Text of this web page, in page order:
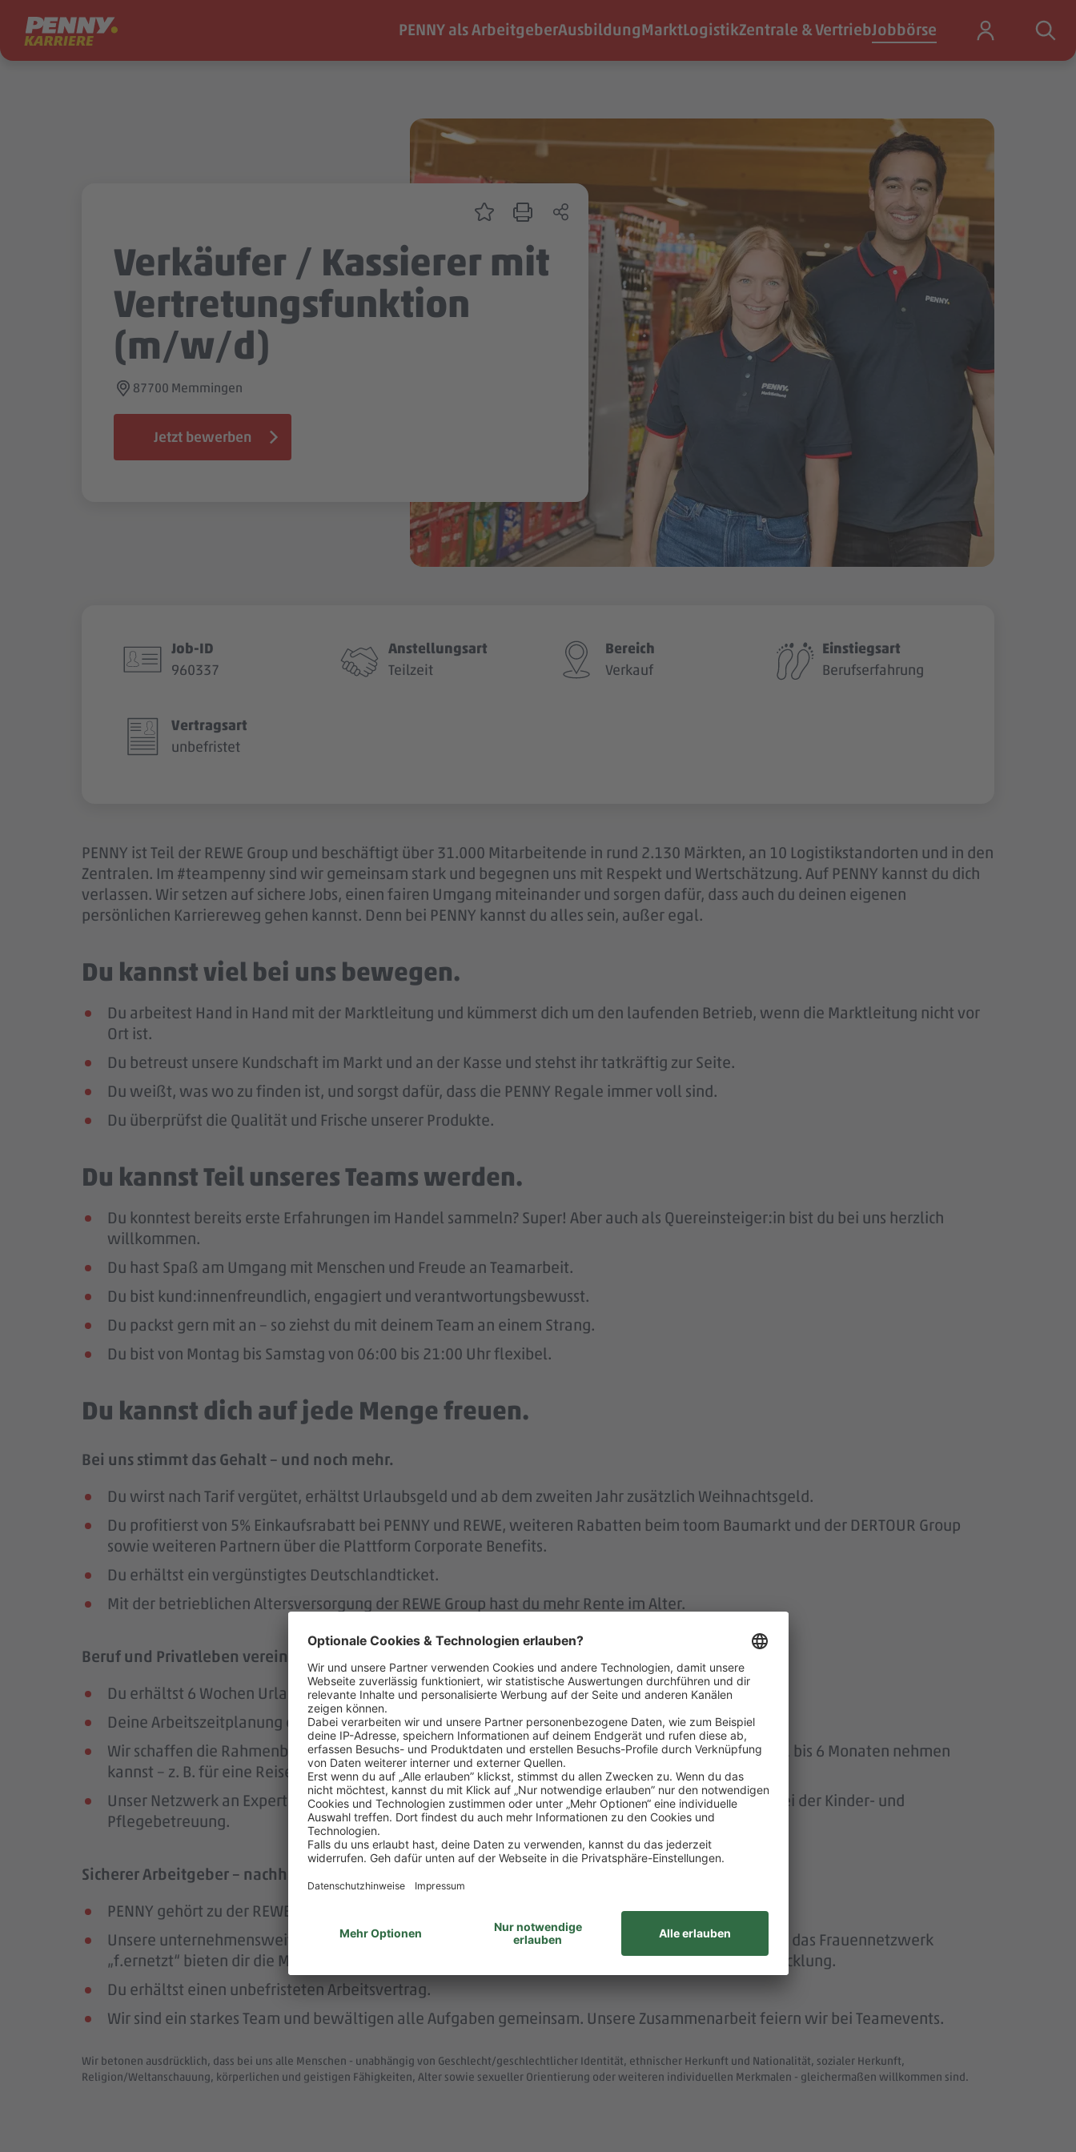
Zum Inhalt springen PENNY als ArbeitgeberAusbildungMarktLogistikZentrale & VertriebJobbörse
Verkäufer / Kassierer mit
Vertretungsfunktion
(m/w/d)
87700 Memmingen
Jetzt bewerben
Job-ID
960337
Anstellungsart
Teilzeit
Bereich
Verkauf
Einstiegsart
Berufserfahrung
Vertragsart
unbefristet
PENNY ist Teil der REWE Group und beschäftigt über 31.000 Mitarbeitende in rund 2.130 Märkten, an 10 Logistikstandorten und in den
Zentralen. Im #teampenny sind wir gemeinsam stark und begegnen uns mit Respekt und Wertschätzung. Auf PENNY kannst du dich
verlassen. Wir setzen auf sichere Jobs, einen fairen Umgang miteinander und sorgen dafür, dass auch du deinen eigenen
persönlichen Karriereweg gehen kannst. Denn bei PENNY kannst du alles sein, außer egal.
Du kannst viel bei uns bewegen.
Du arbeitest Hand in Hand mit der Marktleitung und kümmerst dich um den laufenden Betrieb, wenn die Marktleitung nicht vor
Ort ist.
Du betreust unsere Kundschaft im Markt und an der Kasse und stehst ihr tatkräftig zur Seite.
Du weißt, was wo zu finden ist, und sorgst dafür, dass die PENNY Regale immer voll sind.
Du überprüfst die Qualität und Frische unserer Produkte.
Du kannst Teil unseres Teams werden.
Du konntest bereits erste Erfahrungen im Handel sammeln? Super! Aber auch als Quereinsteiger:in bist du bei uns herzlich
willkommen.
Du hast Spaß am Umgang mit Menschen und Freude an Teamarbeit.
Du bist kund:innenfreundlich, engagiert und verantwortungsbewusst.
Du packst gern mit an – so ziehst du mit deinem Team an einem Strang.
Du bist von Montag bis Samstag von 06:00 bis 21:00 Uhr flexibel.
Du kannst dich auf jede Menge freuen.
Bei uns stimmt das Gehalt – und noch mehr.
Du wirst nach Tarif vergütet, erhältst Urlaubsgeld und ab dem zweiten Jahr zusätzlich Weihnachtsgeld.
Du profitierst von 5% Einkaufsrabatt bei PENNY und REWE, weiteren Rabatten beim toom Baumarkt und der DERTOUR Group
sowie weiteren Partnern über die Plattform Corporate Benefits.
Du erhältst ein vergünstigtes Deutschlandticket.
Mit der betrieblichen Altersversorgung der REWE Group hast du mehr Rente im Alter.
Beruf und Privatleben vereinbaren – das unterstützen wir.
Du erhältst 6 Wochen Urlaub pro Jahr.
Deine Arbeitszeitplanung erfolgt in der Regel 2 Wochen im Voraus.
Wir schaffen die Rahmenbedingungen dafür, dass du dir nach 3 Jahren bei PENNY eine Auszeit von 1 bis 6 Monaten nehmen
kannst – z. B. für eine Reise oder einen Hausbau.
Unser Netzwerk an Expert:innen unterstützt dich durch die Vermittlung von Betreuungspersonen bei der Kinder- und
Pflegebetreuung.
Sicherer Arbeitgeber – nachhaltig und menschlich.
PENNY gehört zu der REWE Group, einem der größten Arbeitgeber Deutschlands.
Unsere unternehmensweiten Netzwerke wie das LGBTIQ-Netzwerk „DITO – different together“ und das Frauennetzwerk
„f.ernetzt“ bieten dir die Möglichkeit zum Austausch rund um Karriere und persönliche Weiterentwicklung.
Du erhältst einen unbefristeten Arbeitsvertrag.
Wir sind ein starkes Team und bewältigen alle Aufgaben gemeinsam. Unsere Zusammenarbeit feiern wir bei Teamevents.
Wir betonen ausdrücklich, dass bei uns alle Menschen - unabhängig von Geschlecht/geschlechtlicher Identität, ethnischer Herkunft und Nationalität, sozialer Herkunft,
Religion/Weltanschauung, körperlichen und geistigen Fähigkeiten, Alter sowie sexueller Orientierung oder weiteren individuellen Merkmalen - gleichermaßen willkommen sind.